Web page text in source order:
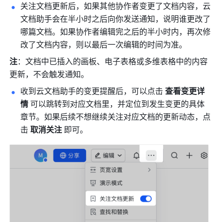
关注文档更新后，如果其他协作者变更了文档内容，云
文档助手会在半小时之后向你发送通知，说明谁更改了
哪篇文档。如果协作者编辑完之后的半小时内，再次修
改了文档内容，则以最后一次编辑的时间为准。
注：文档中已插入的画板、电子表格或多维表格中的内容
更新，不会触发通知。
收到云文档助手的变更提醒后，可以点击 查看变更详
情 可以跳转到对应文档里，并定位到发生变更的具体
章节。如果后续不想继续关注对应文档的更新动态，点
击 取消关注 即可。